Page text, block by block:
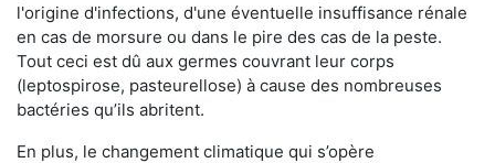
l'origine d'infections, d'une éventuelle insuffisance rénale
en cas de morsure ou dans le pire des cas de la peste.
Tout ceci est dû aux germes couvrant leur corps
(leptospirose, pasteurellose) à cause des nombreuses
bactéries qu’ils abritent.
En plus, le changement climatique qui s’opère